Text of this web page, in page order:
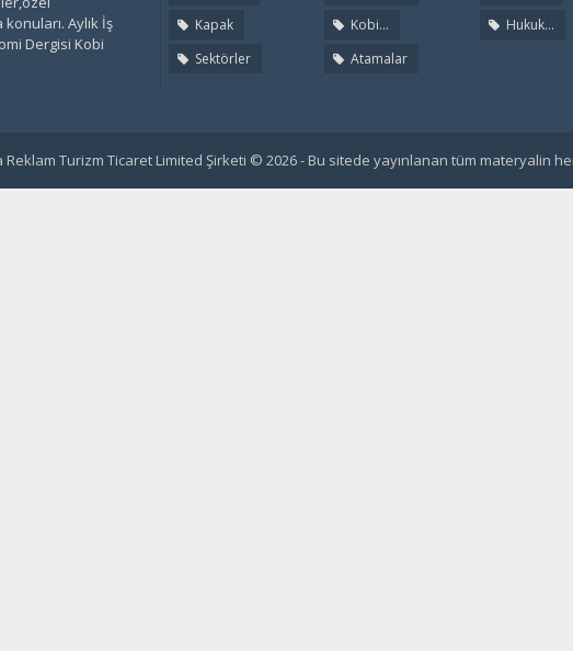
Aylık İş
Dergisi Kobi
Kapak
Sektörler
Kobi...
Atamalar
Hukuk...
Turizm Ticaret Limited Şirketi © 2026 - Bu sitede yayınlanan tüm materyalin her